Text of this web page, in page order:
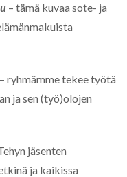
– tämä kuvaa sote- ja
– ryhmämme tekee työtä
ja sen (työ)olojen
jäsenten
ja kaikissa